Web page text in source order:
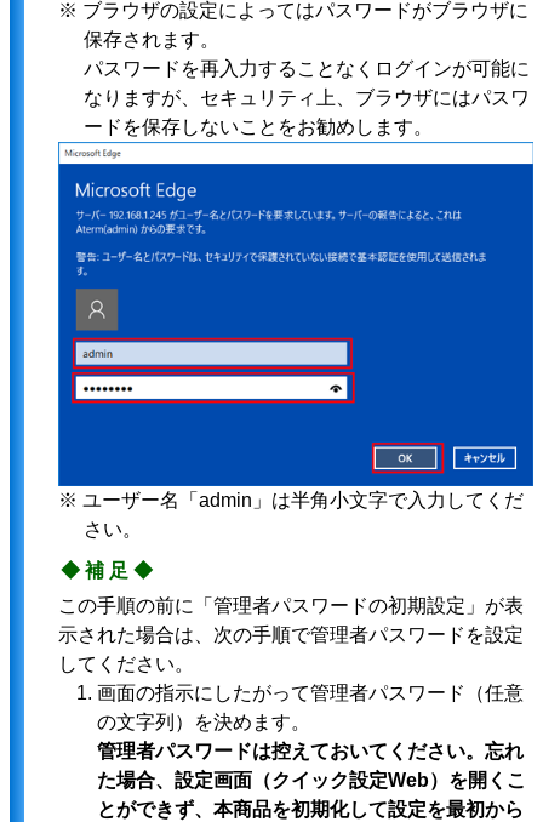
※ ブラウザの設定によってはパスワードがブラウザに
保存されます。
パスワードを再入力することなくログインが可能に
なりますが、セキュリティ上、ブラウザにはパスワ
ードを保存しないことをお勧めします。
※ ユーザー名「admin」は半角小文字で入力してくだ
さい。
◆補足◆
この手順の前に「管理者パスワードの初期設定」が表
示された場合は、次の手順で管理者パスワードを設定
してください。
画面の指示にしたがって管理者パスワード（任意
の文字列）を決めます。
管理者パスワードは控えておいてください。忘れ
た場合、設定画面（クイック設定Web）を開くこ
とができず、本商品を初期化して設定を最初から